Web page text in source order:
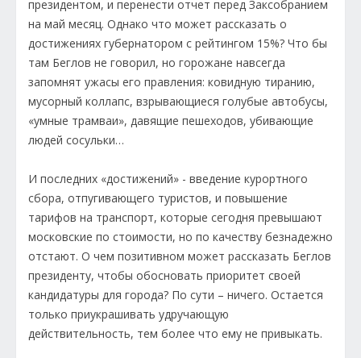
президентом, и перенести отчет перед Заксобранием
на май месяц. Однако что может рассказать о
достижениях губернатором с рейтингом 15%? Что бы
там Беглов не говорил, но горожане навсегда
запомнят ужасы его правления: ковидную тиранию,
мусорный коллапс, взрывающиеся голубые автобусы,
«умные трамваи», давящие пешеходов, убивающие
людей сосульки…
И последних «достижений» - введение курортного
сбора, отпугивающего туристов, и повышение
тарифов на транспорт, которые сегодня превышают
московские по стоимости, но по качеству безнадежно
отстают. О чем позитивном может рассказать Беглов
президенту, чтобы обосновать приоритет своей
кандидатуры для города? По сути – ничего. Остается
только приукрашивать удручающую
действительность, тем более что ему не привыкать.